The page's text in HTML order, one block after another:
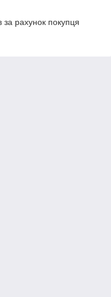
рахунок покупця